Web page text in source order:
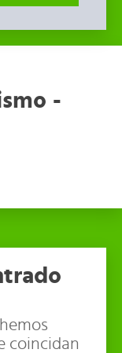
-
coincidan